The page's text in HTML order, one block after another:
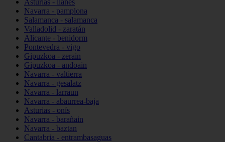
Asturias - llanes
Navarra - pamplona
Salamanca - salamanca
Valladolid - zaratán
Alicante - benidorm
Pontevedra - vigo
Gipuzkoa - zerain
Gipuzkoa - andoain
Navarra - valtierra
Navarra - gesalatz
Navarra - larraun
Navarra - abaurrea-baja
Asturias - onís
Navarra - barañain
Navarra - baztan
Cantabria - entrambasaguas